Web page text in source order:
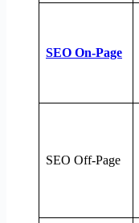
SEO On-Page
SEO Off-Page